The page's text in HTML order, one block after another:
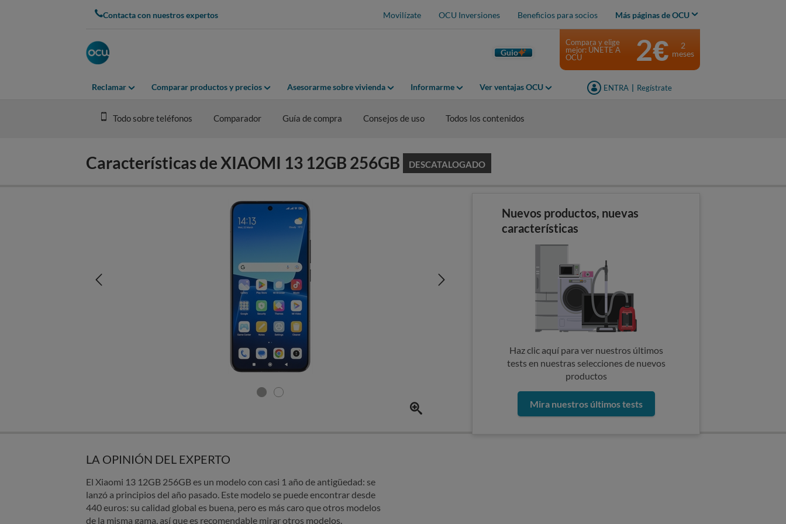
Contacta con nuestros expertos Movilízate OCU Inversiones Beneficios para socios Más páginas de OCU
Guio
Reclamar Comparar productos y precios Asesorarme sobre vivienda Informarme Ver ventajas OCU ENTRA Regístrate
Compara y elige
mejor: ÚNETE A
OCU
2€
2
meses
Todo sobre teléfonos Comparador Guía de compra Consejos de uso Todos los contenidos
Características de XIAOMI 13 12GB 256GB DESCATALOGADO
Nuevos productos, nuevas
características
Haz clic aquí para ver nuestros últimos
tests en nuestras selecciones de nuevos
productos
Mira nuestros últimos tests
LA OPINIÓN DEL EXPERTO
El Xiaomi 13 12GB 256GB es un modelo con casi 1 año de antigüedad: se
lanzó a principios del año pasado. Este modelo se puede encontrar desde
440 euros: su calidad global es buena, pero es más caro que otros modelos
de la misma gama, así que es recomendable mirar otros modelos.